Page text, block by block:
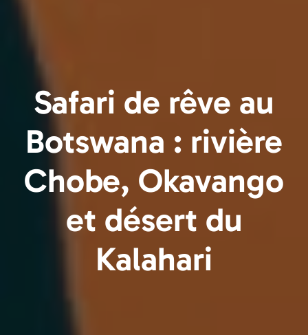
Safari de rêve au
Botswana : rivière
Chobe, Okavango
et désert du
Kalahari